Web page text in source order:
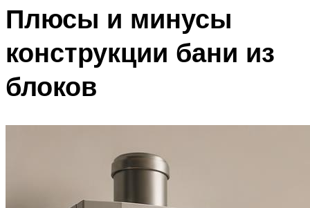
Плюсы и минусы
конструкции бани из
блоков